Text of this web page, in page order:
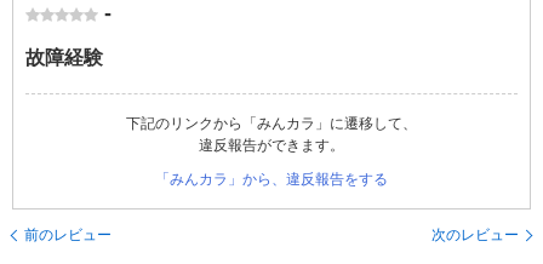
-
故障経験
下記のリンクから「みんカラ」に遷移して、
違反報告ができます。
「みんカラ」から、違反報告をする
前のレビュー 次のレビュー